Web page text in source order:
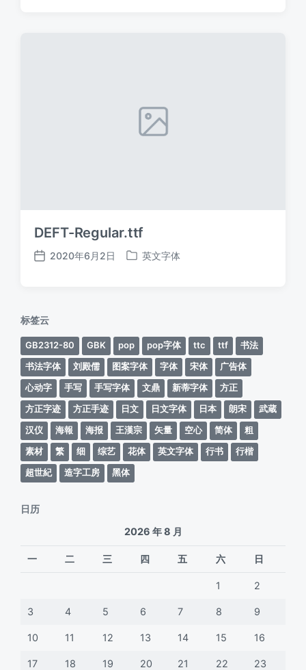
DEFT-Regular.ttf
发
2020年6月2日
发
英文字体
标签云
GB2312-80 GBK pop pop字体 ttc ttf
书法
书法字体
刘殿儒 图案字体 字体 宋体
广告体
心动字
手写 手写字体 文鼎 新蒂字体
方正
方正字迹
方正手迹 日文 日文字体 日本 朗宋
武蔵
汉仪
海報 海报 王漢宗 矢量 空心 简体
粗
素材
繁 细 综艺 花体 英文字体 行书
行楷
超世紀
造字工房 黑体
日历
2026 年 8 月
一 二 三 四 五 六 日
1 2
3 4 5 6 7 8 9
10 11 12 13 14 15 16
17 18 19 20 21 22 23